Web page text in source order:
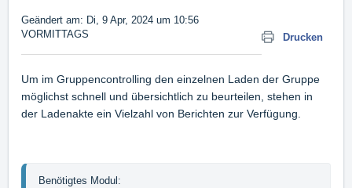
Drucken
Geändert am: Di, 9 Apr, 2024 um 10:56
VORMITTAGS
Um im Gruppencontrolling den einzelnen Laden der Gruppe
möglichst schnell und übersichtlich zu beurteilen, stehen in
der Ladenakte ein Vielzahl von Berichten zur Verfügung.
Benötigtes Modul: